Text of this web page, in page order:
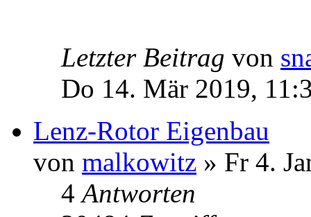
Letzter Beitrag von
Do 14. Mär 2019,
Lenz-Rotor Eigenbau
von malkowitz » Fr 4.
4Antworten